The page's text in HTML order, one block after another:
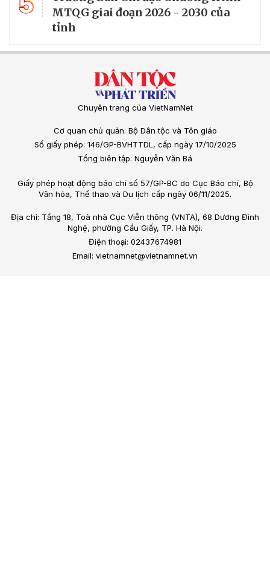
MTQG giai đoạn 2026 - 2030 của
tỉnh
Chuyên trang của VietNamNet
Cơ quan chủ quản: Bộ Dân tộc và Tôn giáo
Số giấy phép: 146/GP-BVHTTDL, cấp ngày 17/10/2025
Tổng biên tập: Nguyễn Văn Bá
Giấy phép hoạt động báo chí số 57/GP-BC do Cục Báo chí, Bộ
Văn hóa, Thể thao và Du lịch cấp ngày 06/11/2025.
Địa chỉ: Tầng 18, Toà nhà Cục Viễn thông (VNTA), 68 Dương Đình
Nghệ, phường Cầu Giấy, TP. Hà Nội.
Điện thoại: 02437674981
Email: vietnamnet@vietnamnet.vn